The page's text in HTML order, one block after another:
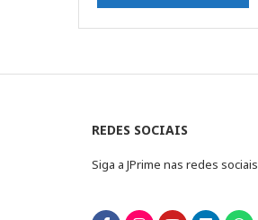
REDES SOCIAIS
Siga a JPrime nas redes sociais